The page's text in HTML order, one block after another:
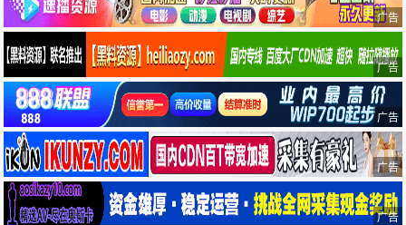
广告
广告
广告
广告
广告